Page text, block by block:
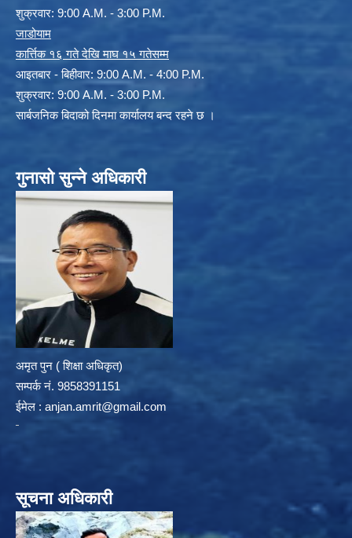
शुक्रवार: 9:00 A.M. - 3:00 P.M.
जाडोयाम
कार्त्तिक १६ गते देखि माघ १५ गतेसम्म
आइतबार - बिहीवार: 9:00 A.M. - 4:00 P.M.
शुक्रवार: 9:00 A.M. - 3:00 P.M.
सार्बजनिक बिदाको दिनमा कार्यालय बन्द रहने छ ।
गुनासो सुन्ने अधिकारी
अमृत पुन ( शिक्षा अधिकृत)
सम्पर्क न‌ं. 9858391151
ईमेल : anjan.amrit@gmail.com
सूचना अधिकारी